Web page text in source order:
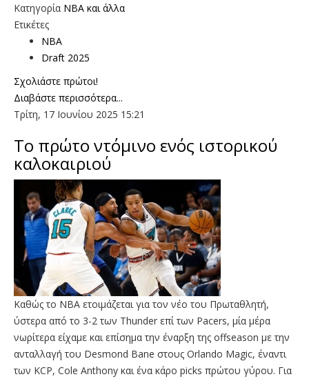
Κατηγορία NBA και άλλα
Ετικέτες
NBA
Draft 2025
Σχολιάστε πρώτοι!
Διαβάστε περισσότερα...
Τρίτη, 17 Ιουνίου 2025 15:21
Το πρώτο ντόμινο ενός ιστορικού
καλοκαιριού
Καθώς το ΝΒΑ ετοιμάζεται για τον νέο του Πρωταθλητή,
ύστερα από το 3-2 των Thunder επί των Pacers, μία μέρα
νωρίτερα είχαμε και επίσημα την έναρξη της offseason με την
ανταλλαγή του Desmond Bane στους Orlando Magic, έναντι
των KCP, Cole Anthony και ένα κάρο picks πρώτου γύρου. Για